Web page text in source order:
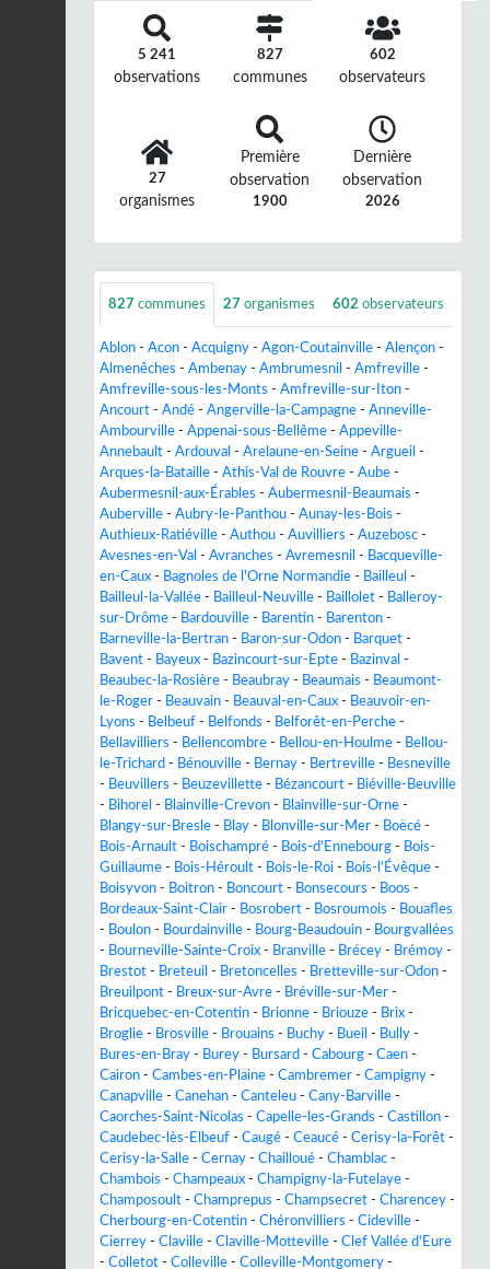
5 241
observations
827
communes
602
observateurs
27
organismes
Première
observation
1900
Dernière
observation
2026
827 communes 27 organismes 602 observateurs
Ablon - Acon - Acquigny - Agon-Coutainville - Alençon -
Almenêches - Ambenay - Ambrumesnil - Amfreville -
Amfreville-sous-les-Monts - Amfreville-sur-Iton -
Ancourt - Andé - Angerville-la-Campagne - Anneville-
Ambourville - Appenai-sous-Bellême - Appeville-
Annebault - Ardouval - Arelaune-en-Seine - Argueil -
Arques-la-Bataille - Athis-Val de Rouvre - Aube -
Aubermesnil-aux-Érables - Aubermesnil-Beaumais -
Auberville - Aubry-le-Panthou - Aunay-les-Bois -
Authieux-Ratiéville - Authou - Auvilliers - Auzebosc -
Avesnes-en-Val - Avranches - Avremesnil - Bacqueville-
en-Caux - Bagnoles de l'Orne Normandie - Bailleul -
Bailleul-la-Vallée - Bailleul-Neuville - Baillolet - Balleroy-
sur-Drôme - Bardouville - Barentin - Barenton -
Barneville-la-Bertran - Baron-sur-Odon - Barquet -
Bavent - Bayeux - Bazincourt-sur-Epte - Bazinval -
Beaubec-la-Rosière - Beaubray - Beaumais - Beaumont-
le-Roger - Beauvain - Beauval-en-Caux - Beauvoir-en-
Lyons - Belbeuf - Belfonds - Belforêt-en-Perche -
Bellavilliers - Bellencombre - Bellou-en-Houlme - Bellou-
le-Trichard - Bénouville - Bernay - Bertreville - Besneville
- Beuvillers - Beuzevillette - Bézancourt - Biéville-Beuville
- Bihorel - Blainville-Crevon - Blainville-sur-Orne -
Blangy-sur-Bresle - Blay - Blonville-sur-Mer - Boëcé -
Bois-Arnault - Boischampré - Bois-d'Ennebourg - Bois-
Guillaume - Bois-Héroult - Bois-le-Roi - Bois-l'Évêque -
Boisyvon - Boitron - Boncourt - Bonsecours - Boos -
Bordeaux-Saint-Clair - Bosrobert - Bosroumois - Bouafles
- Boulon - Bourdainville - Bourg-Beaudouin - Bourgvallées
- Bourneville-Sainte-Croix - Branville - Brécey - Brémoy -
Brestot - Breteuil - Bretoncelles - Bretteville-sur-Odon -
Breuilpont - Breux-sur-Avre - Bréville-sur-Mer -
Bricquebec-en-Cotentin - Brionne - Briouze - Brix -
Broglie - Brosville - Brouains - Buchy - Bueil - Bully -
Bures-en-Bray - Burey - Bursard - Cabourg - Caen -
Cairon - Cambes-en-Plaine - Cambremer - Campigny -
Canapville - Canehan - Canteleu - Cany-Barville -
Caorches-Saint-Nicolas - Capelle-les-Grands - Castillon -
Caudebec-lès-Elbeuf - Caugé - Ceaucé - Cerisy-la-Forêt -
Cerisy-la-Salle - Cernay - Chailloué - Chamblac -
Chambois - Champeaux - Champigny-la-Futelaye -
Champosoult - Champrepus - Champsecret - Charencey -
Cherbourg-en-Cotentin - Chéronvilliers - Cideville -
Cierrey - Claville - Claville-Motteville - Clef Vallée d'Eure
- Colletot - Colleville - Colleville-Montgomery -